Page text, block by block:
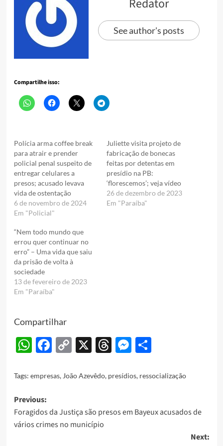
Redator
See author's posts
Compartilhe isso:
Polícia arma coffee break
para atrair e prender
policial penal suspeito de
entregar celulares a
presos; acusado levava
vida de ostentação
6 de novembro de 2024
Em "Policial"
Juliette visita projeto de
fabricação de bonecas
feitas por detentas em
presídio na PB:
‘florescemos’; veja vídeo
26 de dezembro de 2023
Em "Paraíba"
“Nem todo mundo que
errou quer continuar no
erro” – Uma vida que saiu
da prisão de volta à
sociedade
13 de fevereiro de 2023
Em "Paraíba"
Compartilhar
WhatsApp
Facebook
Copy
X Threads
Messenger
Share
Tags: empresas, João Azevêdo, presídios, ressocialização
Post
navigation
Previous:
Foragidos da Justiça são presos em Bayeux acusados de
vários crimes no município
Next: